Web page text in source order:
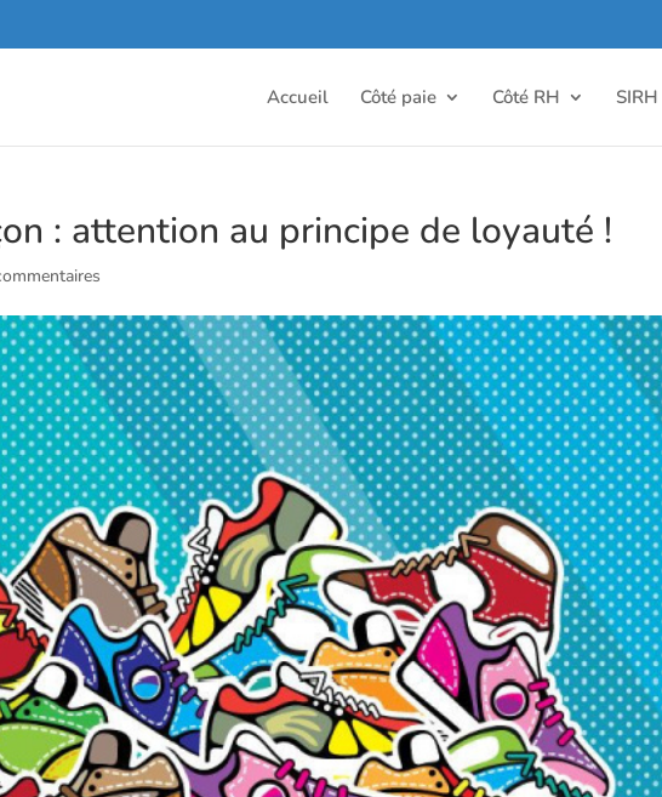
Accueil Côté paie Côté RH SIRH
: attention au principe de loyauté !